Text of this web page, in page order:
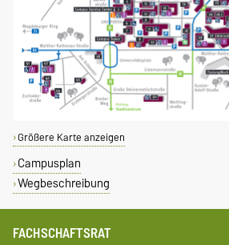
Größere Karte anzeigen
Campusplan
Wegbeschreibung
FACHSCHAFTSRAT